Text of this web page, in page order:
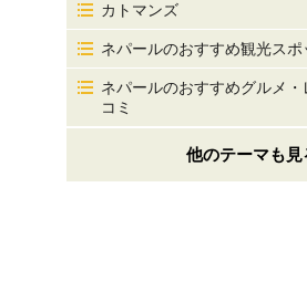
カトマンズ
ネパールのおすすめ観光スポ
ネパールのおすすめグルメ・
コミ
他のテーマも見